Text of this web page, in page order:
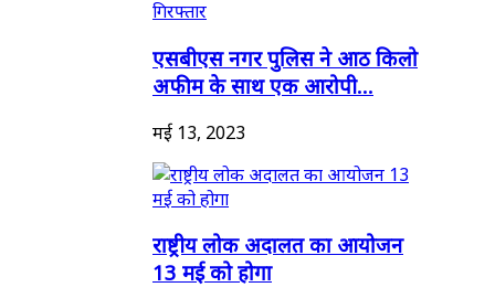
एसबीएस नगर पुलिस ने आठ किलो
अफीम के साथ एक आरोपी...
मई 13, 2023
राष्ट्रीय लोक अदालत का आयोजन
13 मई को होगा